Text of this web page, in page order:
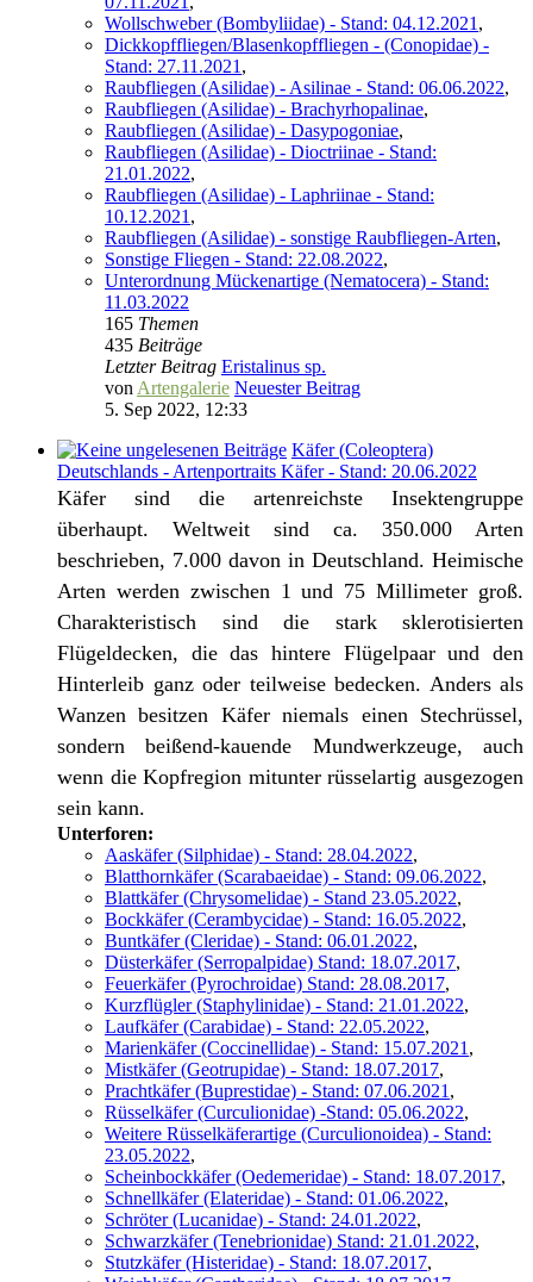
Wollschweber (Bombyliidae) - Stand: 04.12.2021 ,
Dickkopffliegen/Blasenkopffliegen - (Conopidae) -
Stand: 27.11.2021 ,
Raubfliegen (Asilidae) - Asilinae - Stand: 06.06.2022,
Raubfliegen (Asilidae) - Brachyrhopalinae,
Raubfliegen (Asilidae) - Dasypogoniae,
Raubfliegen (Asilidae) - Dioctriinae - Stand:
21.01.2022,
Raubfliegen (Asilidae) - Laphriinae - Stand:
10.12.2021 ,
Raubfliegen (Asilidae) - sonstige Raubfliegen-Arten,
Sonstige Fliegen - Stand: 22.08.2022,
Unterordnung Mückenartige (Nematocera) - Stand:
11.03.2022
165 Themen
435 Beiträge
Letzter Beitrag Eristalinus sp.
von Artengalerie Neuester Beitrag
5. Sep 2022, 12:33
Käfer (Coleoptera)
Deutschlands - Artenportraits Käfer - Stand: 20.06.2022
Käfer sind die artenreichste Insektengruppe
überhaupt. Weltweit sind ca. 350.000 Arten
beschrieben, 7.000 davon in Deutschland. Heimische
Arten werden zwischen 1 und 75 Millimeter groß.
Charakteristisch sind die stark sklerotisierten
Flügeldecken, die das hintere Flügelpaar und den
Hinterleib ganz oder teilweise bedecken. Anders als
Wanzen besitzen Käfer niemals einen Stechrüssel,
sondern beißend-kauende Mundwerkzeuge, auch
wenn die Kopfregion mitunter rüsselartig ausgezogen
sein kann.
Unterforen:
Aaskäfer (Silphidae) - Stand: 28.04.2022,
Blatthornkäfer (Scarabaeidae) - Stand: 09.06.2022,
Blattkäfer (Chrysomelidae) - Stand 23.05.2022,
Bockkäfer (Cerambycidae) - Stand: 16.05.2022,
Buntkäfer (Cleridae) - Stand: 06.01.2022,
Düsterkäfer (Serropalpidae) Stand: 18.07.2017,
Feuerkäfer (Pyrochroidae) Stand: 28.08.2017,
Kurzflügler (Staphylinidae) - Stand: 21.01.2022,
Laufkäfer (Carabidae) - Stand: 22.05.2022,
Marienkäfer (Coccinellidae) - Stand: 15.07.2021 ,
Mistkäfer (Geotrupidae) - Stand: 18.07.2017,
Prachtkäfer (Buprestidae) - Stand: 07.06.2021 ,
Rüsselkäfer (Curculionidae) -Stand: 05.06.2022,
Weitere Rüsselkäferartige (Curculionoidea) - Stand:
23.05.2022,
Scheinbockkäfer (Oedemeridae) - Stand: 18.07.2017,
Schnellkäfer (Elateridae) - Stand: 01.06.2022,
Schröter (Lucanidae) - Stand: 24.01.2022,
Schwarzkäfer (Tenebrionidae) Stand: 21.01.2022,
Stutzkäfer (Histeridae) - Stand: 18.07.2017,